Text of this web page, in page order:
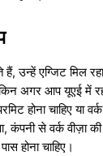
हैं, उन्हें एग्जिट मिल
अगर आप यूएई में
होना चाहिए या
कंपनी से वर्क वीज़ा
होना चाहिए।